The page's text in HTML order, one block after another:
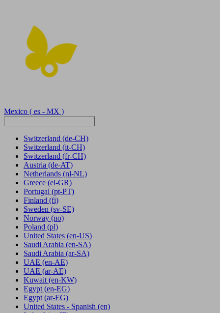
Mexico ( es - MX )
Switzerland (de-CH)
Switzerland (it-CH)
Switzerland (fr-CH)
Austria (de-AT)
Netherlands (nl-NL)
Greece (el-GR)
Portugal (pt-PT)
Finland (fi)
Sweden (sv-SE)
Norway (no)
Poland (pl)
United States (en-US)
Saudi Arabia (en-SA)
Saudi Arabia (ar-SA)
UAE (en-AE)
UAE (ar-AE)
Kuwait (en-KW)
Egypt (en-EG)
Egypt (ar-EG)
United States - Spanish (en)